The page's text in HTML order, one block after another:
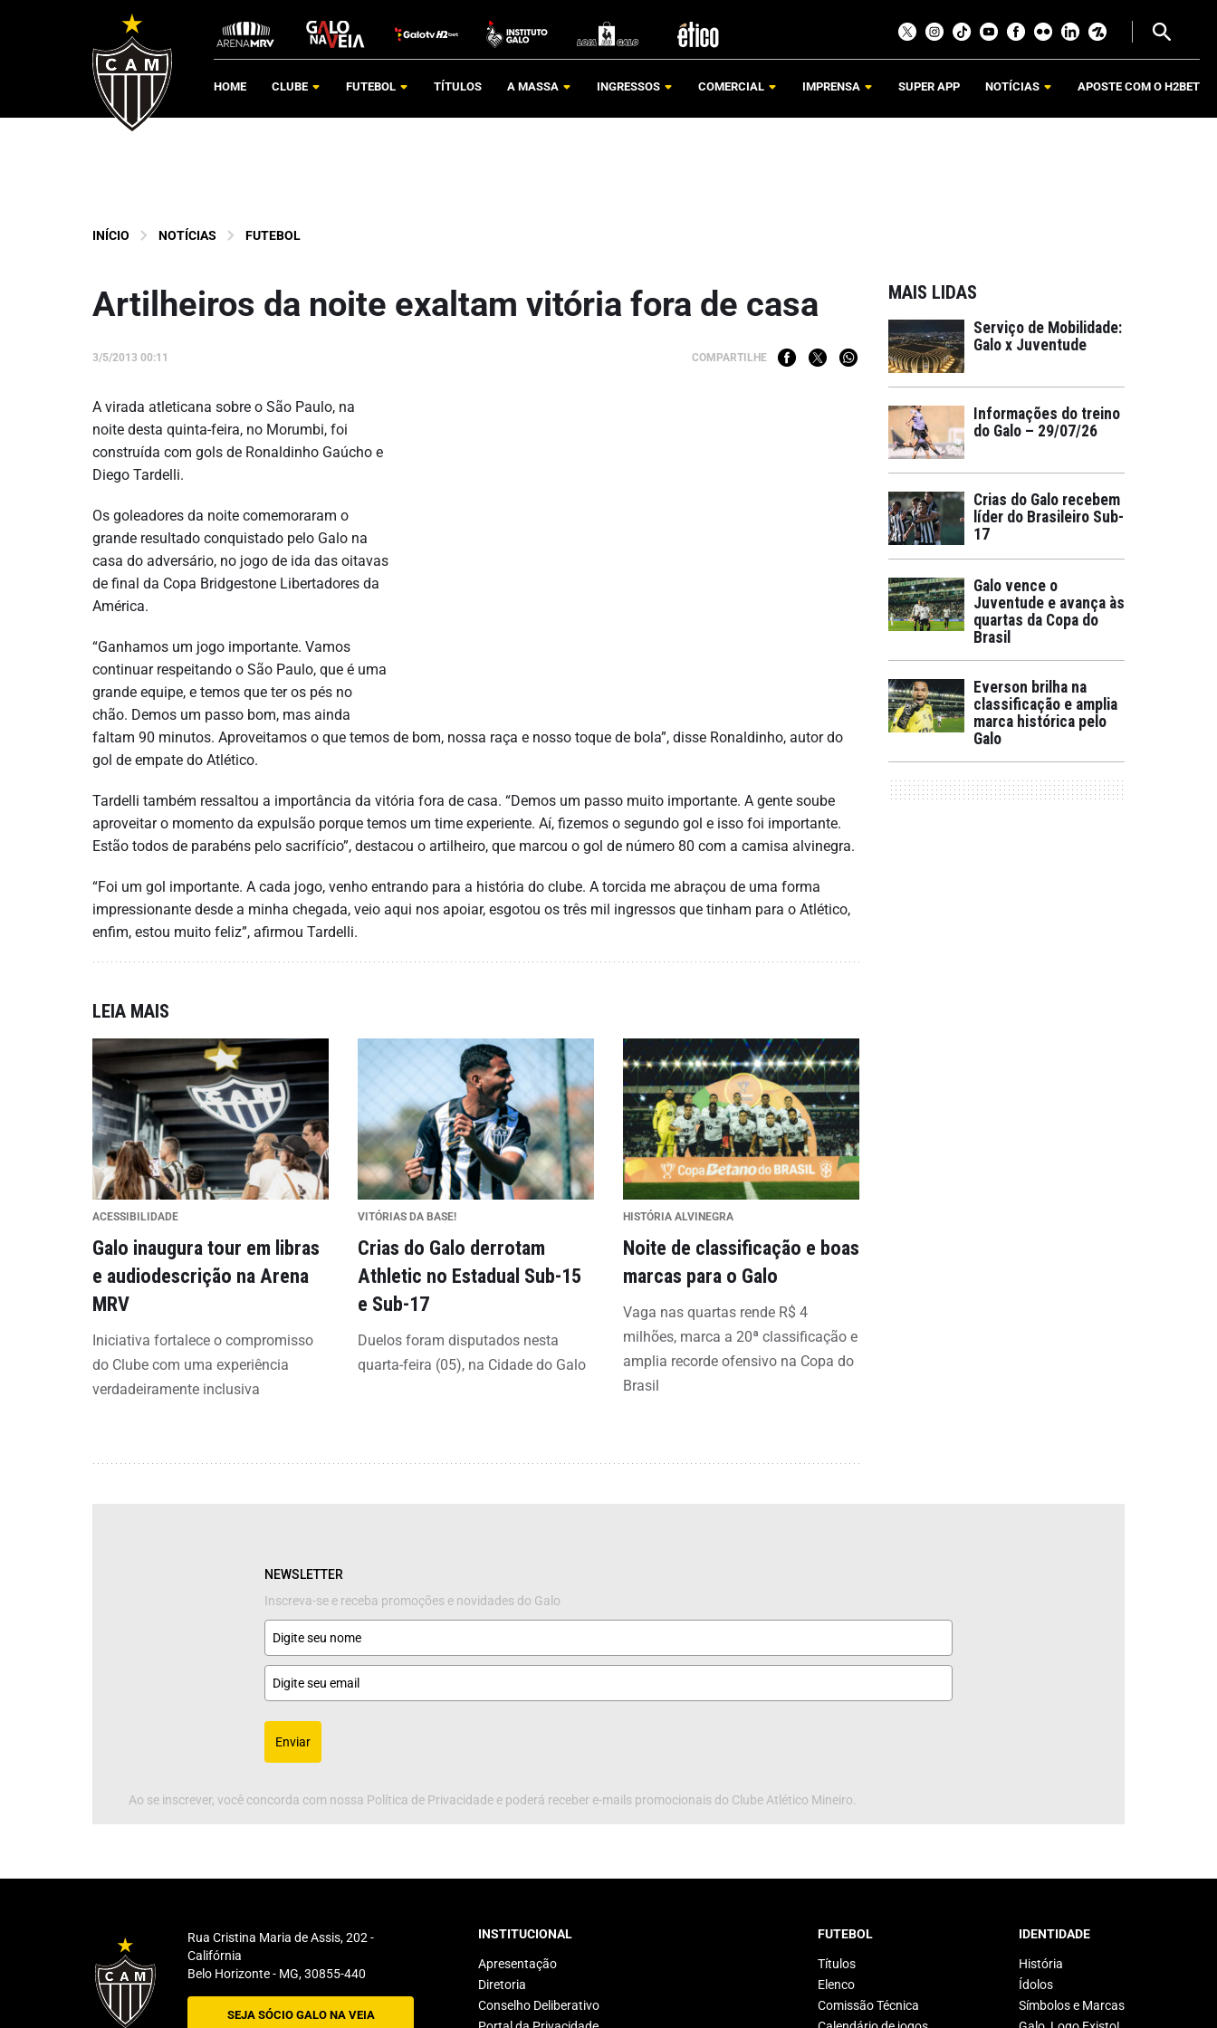
HOME CLUBE FUTEBOL TÍTULOS A MASSA INGRESSOS COMERCIAL IMPRENSA SUPER APP NOTÍCIAS APOSTE COM O H2BET
INÍCIO NOTÍCIAS FUTEBOL
Artilheiros da noite exaltam vitória fora de casa
3/5/2013 00:11 COMPARTILHE
A virada atleticana sobre o São Paulo, na
noite desta quinta-feira, no Morumbi, foi
construída com gols de Ronaldinho Gaúcho e
Diego Tardelli.
Os goleadores da noite comemoraram o
grande resultado conquistado pelo Galo na
casa do adversário, no jogo de ida das oitavas
de final da Copa Bridgestone Libertadores da
América.
“Ganhamos um jogo importante. Vamos
continuar respeitando o São Paulo, que é uma
grande equipe, e temos que ter os pés no
chão. Demos um passo bom, mas ainda
faltam 90 minutos. Aproveitamos o que temos de bom, nossa raça e nosso toque de bola”, disse Ronaldinho, autor do
gol de empate do Atlético.
Tardelli também ressaltou a importância da vitória fora de casa. “Demos um passo muito importante. A gente soube
aproveitar o momento da expulsão porque temos um time experiente. Aí, fizemos o segundo gol e isso foi importante.
Estão todos de parabéns pelo sacrifício”, destacou o artilheiro, que marcou o gol de número 80 com a camisa alvinegra.
“Foi um gol importante. A cada jogo, venho entrando para a história do clube. A torcida me abraçou de uma forma
impressionante desde a minha chegada, veio aqui nos apoiar, esgotou os três mil ingressos que tinham para o Atlético,
enfim, estou muito feliz”, afirmou Tardelli.
LEIA MAIS
ACESSIBILIDADE
Galo inaugura tour em libras
e audiodescrição na Arena
MRV
Iniciativa fortalece o compromisso
do Clube com uma experiência
verdadeiramente inclusiva
VITÓRIAS DA BASE!
Crias do Galo derrotam
Athletic no Estadual Sub-15
e Sub-17
Duelos foram disputados nesta
quarta-feira (05), na Cidade do Galo
HISTÓRIA ALVINEGRA
Noite de classificação e boas
marcas para o Galo
Vaga nas quartas rende R$ 4
milhões, marca a 20ª classificação e
amplia recorde ofensivo na Copa do
Brasil
MAIS LIDAS
Serviço de Mobilidade:
Galo x Juventude
Informações do treino
do Galo – 29/07/26
Crias do Galo recebem
líder do Brasileiro Sub-
17
Galo vence o
Juventude e avança às
quartas da Copa do
Brasil
Everson brilha na
classificação e amplia
marca histórica pelo
Galo
NEWSLETTER
Inscreva-se e receba promoções e novidades do Galo
Enviar
Ao se inscrever, você concorda com nossa Política de Privacidade e poderá receber e-mails promocionais do Clube Atlético Mineiro.
Rua Cristina Maria de Assis, 202 -
Califórnia
Belo Horizonte - MG, 30855-440
SEJA SÓCIO GALO NA VEIA
INSTITUCIONAL
Apresentação
Diretoria
Conselho Deliberativo
FUTEBOL
Títulos
Elenco
Comissão Técnica
IDENTIDADE
História
Ídolos
Símbolos e Marcas